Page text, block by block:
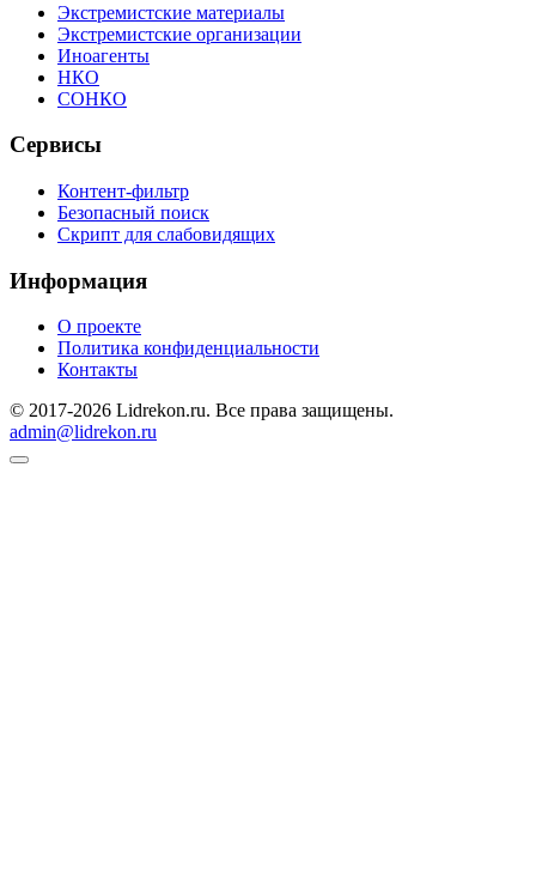
Экстремистские материалы
Экстремистские организации
Иноагенты
НКО
СОНКО
Сервисы
Контент-фильтр
Безопасный поиск
Скрипт для слабовидящих
Информация
О проекте
Политика конфиденциальности
Контакты
© 2017-2026 Lidrekon.ru. Все права защищены.
admin@lidrekon.ru